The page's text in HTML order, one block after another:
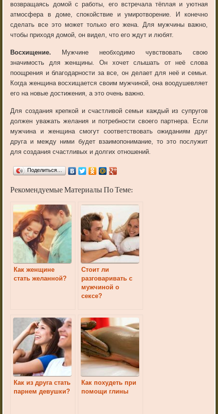
возвращаясь домой с работы, его встречала тёплая и уютная
атмосфера в доме, спокойствие и умиротворение. И конечно
сделать все это может только его жена. Для мужчины важно,
чтобы приходя домой, он видел, что его ждут и любят.
Восхищение. Мужчине необходимо чувствовать свою
значимость для женщины. Он хочет слышать от неё слова
поощрения и благодарности за все, он делает для неё и семьи.
Когда женщина восхищается своим мужчиной, она воодушевляет
его на новые достижения, а это очень важно.
Для создания крепкой и счастливой семьи каждый из супругов
должен уважать желания и потребности своего партнера. Если
мужчина и женщина смогут соответствовать ожиданиям друг
друга и между ними будет взаимопонимание, то это послужит
для создания счастливых и долгих отношений.
Поделиться…
Рекомендуемые Материалы По Теме:
Как женщине
стать желанной?
Стоит ли
разговаривать с
мужчиной о
сексе?
Как из друга стать
парнем девушки?
Как похудеть при
помощи глины